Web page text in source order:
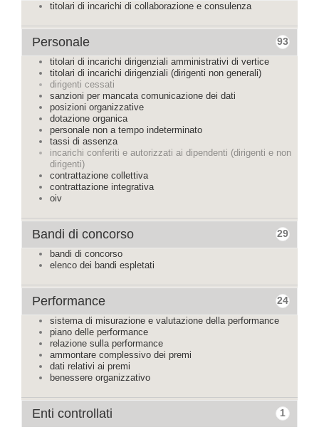
titolari di incarichi di collaborazione e consulenza
93
Personale
titolari di incarichi dirigenziali amministrativi di vertice
titolari di incarichi dirigenziali (dirigenti non generali)
dirigenti cessati
sanzioni per mancata comunicazione dei dati
posizioni organizzative
dotazione organica
personale non a tempo indeterminato
tassi di assenza
incarichi conferiti e autorizzati ai dipendenti (dirigenti e non
dirigenti)
contrattazione collettiva
contrattazione integrativa
oiv
29
Bandi di concorso
bandi di concorso
elenco dei bandi espletati
24
Performance
sistema di misurazione e valutazione della performance
piano delle performance
relazione sulla performance
ammontare complessivo dei premi
dati relativi ai premi
benessere organizzativo
1
Enti controllati